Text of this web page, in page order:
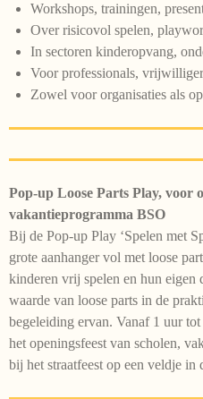
Workshops, trainingen,
Over risicovol spelen,
In sectoren kinderopvang,
Voor professionals,
Zowel voor organisaties als
Pop-up Loose Parts Play, voor
vakantieprogramma BSO
Bij de Pop-up Play ‘Spelen met
grote aanhanger vol met loose
kinderen vrij spelen en hun eigen
waarde van loose parts in de
begeleiding ervan. Vanaf 1 uur
het openingsfeest van scholen,
bij het straatfeest op een veldje in